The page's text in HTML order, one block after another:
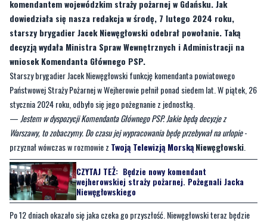
decyzją wydała Ministra Spraw Wewnętrznych i Administracji na
wniosek Komendanta Głównego PSP.
Starszy brygadier Jacek Niewęgłowski funkcję komendanta powiatowego
Państwowej Straży Pożarnej w Wejherowie pełnił ponad siedem lat. W piątek, 26
stycznia 2024 roku, odbyło się jego pożegnanie z jednostką.
—Jestem w dyspozycji Komendanta Głównego PSP. Jakie będą decyzje z
Warszawy, to zobaczymy. Do czasu jej wypracowania będę przebywał na urlopie-
przyznał wówczas w rozmowie zTwoją Telewizją Morską
CZYTAJ TEŻ:Będzie nowy komendant
wejherowskiej straży pożarnej. Pożegnali Jacka
Niewęgłowskiego
Po 12 dniach okazało się jaka czeka go przyszłość. Niewęgłowski teraz będzie
odpowiadał za funkcjonowanie straży pożarnej na Pomorzu. 7 lutego otrzymał
powołanie na stanowisko komendanta wojewódzkiego PSP.